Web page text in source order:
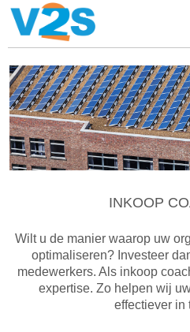
INKOOP
Wilt u de manier waarop uw
optimaliseren? Investeer
medewerkers. Als inkoop
expertise. Zo helpen wij
effectiever in